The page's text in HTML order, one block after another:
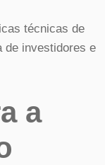
técnicas de
de investidores e
a